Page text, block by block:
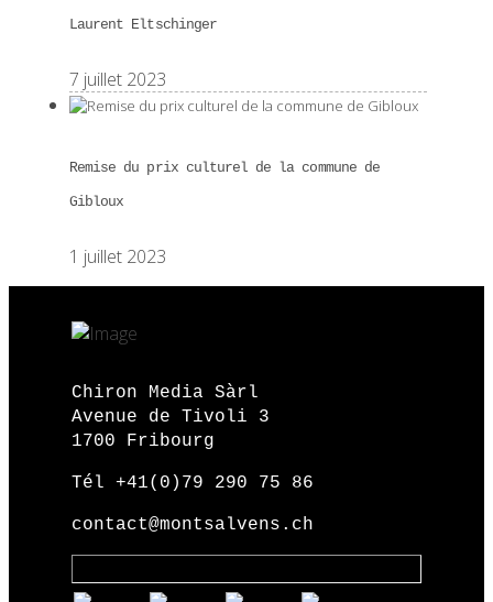
Laurent Eltschinger
7 juillet 2023
Remise du prix culturel de la commune de
Gibloux
1 juillet 2023
Chiron Media Sàrl
Avenue de Tivoli 3
1700 Fribourg
Tél +41(0)79 290 75 86
contact@montsalvens.ch